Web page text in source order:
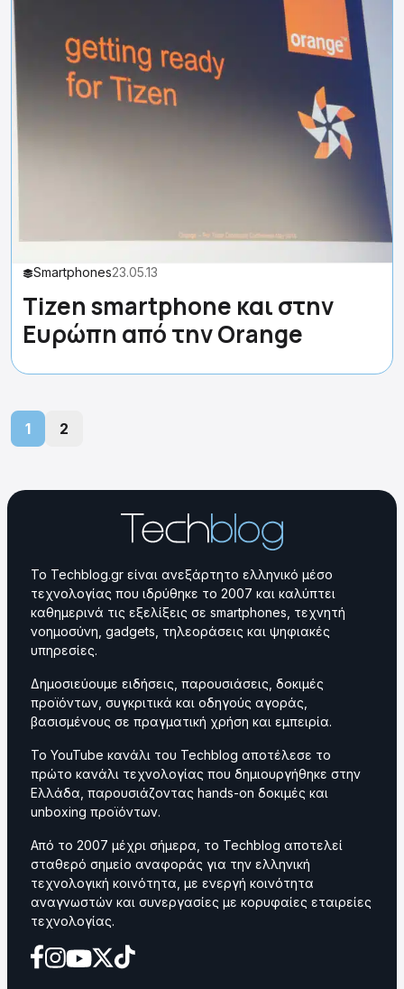
Smartphones23.05.13
Tizen smartphone και στην
Ευρώπη από την Orange
1 2
Το Techblog.gr είναι ανεξάρτητο ελληνικό μέσο
τεχνολογίας που ιδρύθηκε το 2007 και καλύπτει
καθημερινά τις εξελίξεις σε smartphones, τεχνητή
νοημοσύνη, gadgets, τηλεοράσεις και ψηφιακές
υπηρεσίες.
Δημοσιεύουμε ειδήσεις, παρουσιάσεις, δοκιμές
προϊόντων, συγκριτικά και οδηγούς αγοράς,
βασισμένους σε πραγματική χρήση και εμπειρία.
Το YouTube κανάλι του Techblog αποτέλεσε το
πρώτο κανάλι τεχνολογίας που δημιουργήθηκε στην
Ελλάδα, παρουσιάζοντας hands-on δοκιμές και
unboxing προϊόντων.
Από το 2007 μέχρι σήμερα, το Techblog αποτελεί
σταθερό σημείο αναφοράς για την ελληνική
τεχνολογική κοινότητα, με ενεργή κοινότητα
αναγνωστών και συνεργασίες με κορυφαίες εταιρείες
τεχνολογίας.